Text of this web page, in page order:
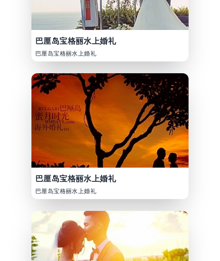
巴厘岛宝格丽水上婚礼
巴厘岛宝格丽水上婚礼
巴厘岛宝格丽水上婚礼
巴厘岛宝格丽水上婚礼